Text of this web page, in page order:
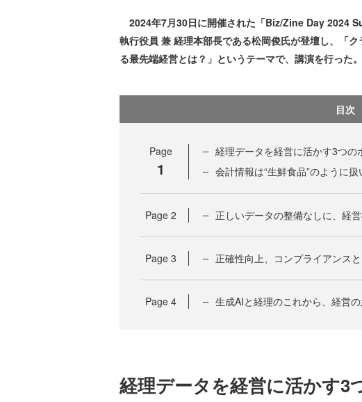
2024年7月30日に開催された「Biz/Zine Day 2024
執行役員 兼 経理本部長である松岡俊氏が登壇し、「
る最先端経営とは？」というテーマで、講演を行った
目次
Page
1
経理データを経営に活かす3つの
会計情報は“生鮮食品”のように
Page 2 正しいデータの整備なしに、経
Page 3 正確性向上、コンプライアンス
Page 4 生成AIと経理のこれから、経営
経理データを経営に活かす3